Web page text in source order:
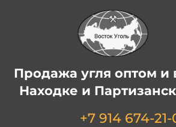
Продажа угля оптом и
Находке и
+7 914 674-